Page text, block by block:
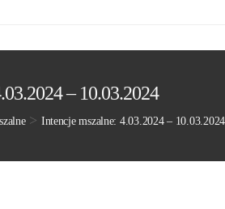
– 10.03.2024
> Intencje mszalne: 4.03.2024 – 10.03.2024